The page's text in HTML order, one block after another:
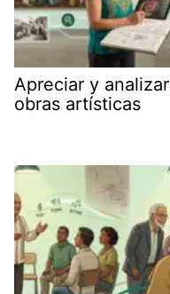
Apreciar y analizar
obras artísticas